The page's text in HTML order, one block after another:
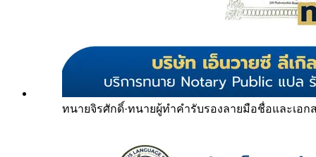
ทนายจิรศักดิ์·ทนายผู้ทำคำรับรองลายมือชื่อและเอก